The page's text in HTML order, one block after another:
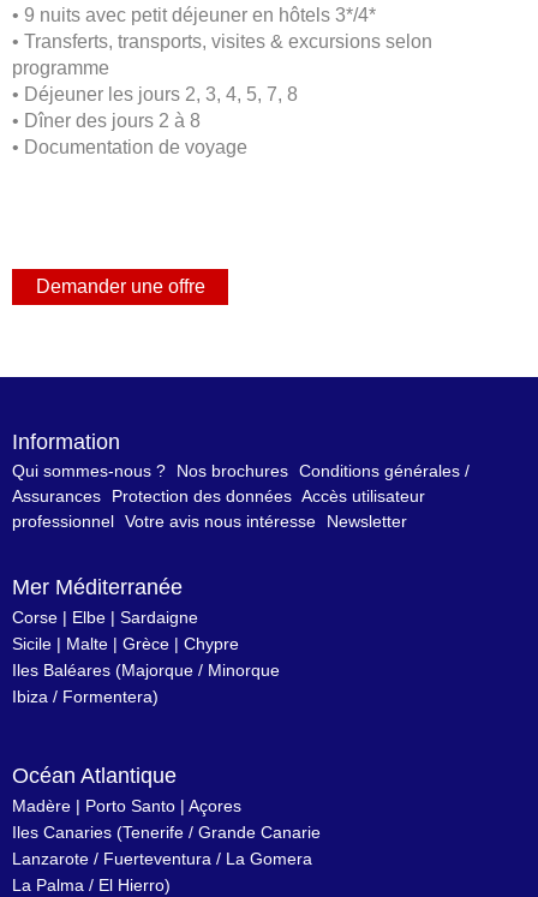
• 9 nuits avec petit déjeuner en hôtels 3*/4*
• Transferts, transports, visites & excursions selon
programme
• Déjeuner les jours 2, 3, 4, 5, 7, 8
• Dîner des jours 2 à 8
• Documentation de voyage
Information
Qui sommes-nous ? Nos brochures Conditions générales /
Assurances
Protection des données Accès utilisateur
professionnel Votre avis nous intéresse Newsletter
Mer Méditerranée
Corse | Elbe | Sardaigne
Sicile | Malte | Grèce | Chypre
Iles Baléares (Majorque / Minorque
Ibiza / Formentera)
Océan Atlantique
Madère | Porto Santo | Açores
Iles Canaries (Tenerife / Grande Canarie
Lanzarote / Fuerteventura / La Gomera
La Palma / El Hierro)